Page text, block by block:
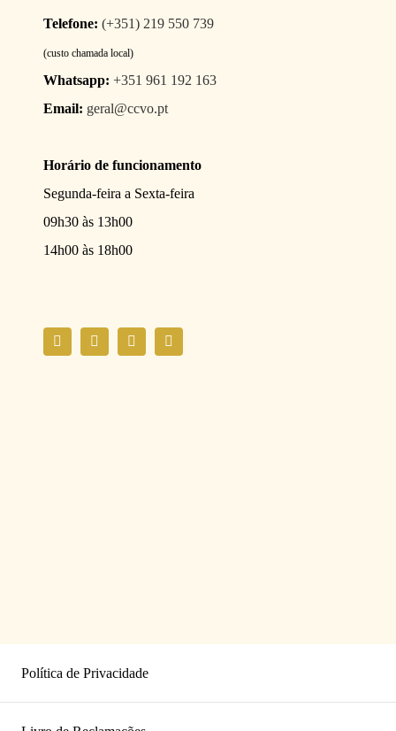
Política de Privacidade
Telefone: (+351) 219 550 739
(custo chamada local)
Whatsapp: +351 961 192 163
Email: geral@ccvo.pt
Horário de funcionamento
Segunda-feira a Sexta-feira
09h30 às 13h00
14h00 às 18h00